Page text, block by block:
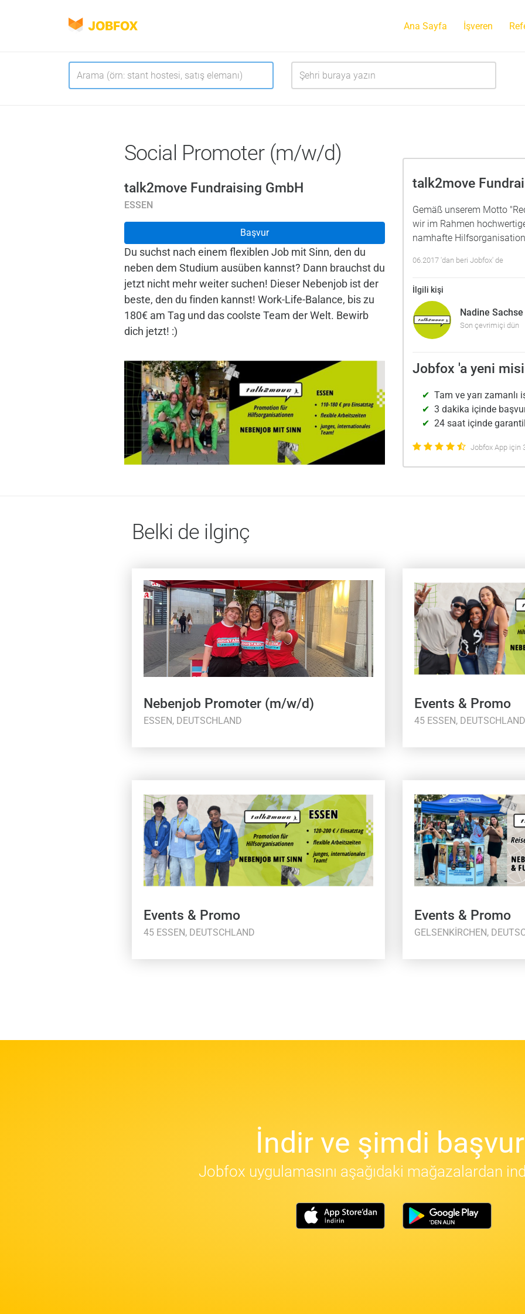
JOBFOX Navigasyon
Dil Ana Sayfa İşveren
Social Promoter (m/w/d)
talk2move Fundraising GmbH
ESSEN
Başvur
Du suchst nach einem flexiblen Job mit Sinn, den du
neben dem Studium ausüben kannst? Dann brauchst du
jetzt nicht mehr weiter suchen! Dieser Nebenjob ist der
beste, den du finden kannst! Work-Life-Balance, bis zu
180€ am Tag und das coolste Team der Welt. Bewirb
dich jetzt! :)
talk2move
Gemäß unserem Motto
wir im Rahmen
namhafte
06.2017 'dan beri Jobfox' de
İlgili kişi
Nadine Sachse
Son çevrimiçi dün
Jobfox 'a yeni
Tam ve yarı zamanlı
3 dakika içinde
24 saat içinde
Jobfox App için
Belki de ilginç
Nebenjob Promoter (m/w/d)
ESSEN, DEUTSCHLAND
Events & Promo
45 ESSEN, DEUTSCHLAND
Events & Promo
45 ESSEN, DEUTSCHLAND
Events & Promo
GELSENKIRCHEN,
İndir ve şimdi
Jobfox uygulamasını aşağıdaki mağazalardan